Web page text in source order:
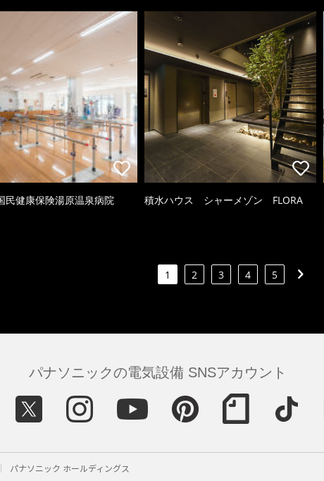
民健康保険湯原温泉病院 積水ハウス シャーメゾン FLORA
1 2 3 4 5
パナソニックの電気設備 SNSアカウント
パナソニック ホールディングス